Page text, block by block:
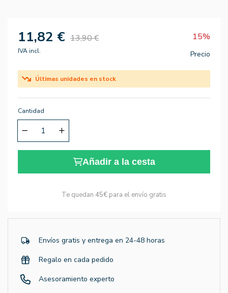
11,82 € 13,90 € 15%
IVA incl. Precio
Últimas unidades en stock
Cantidad
Añadir a la cesta
Te quedan 45€ para el envío gratis
Envíos gratis y entrega en 24-48 horas
Regalo en cada pedido
Asesoramiento experto